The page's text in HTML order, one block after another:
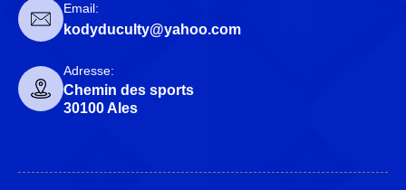
Email:
kodyduculty@yahoo.com
Adresse:
Chemin des sports
30100 Ales